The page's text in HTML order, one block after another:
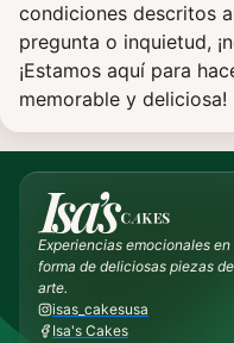
condiciones descritos
pregunta o inquietud,
¡Estamos aquí para
memorable y deliciosa!
Experiencias emocionales en
forma de deliciosas piezas de
arte.
isas_cakesusa
Isa's Cakes